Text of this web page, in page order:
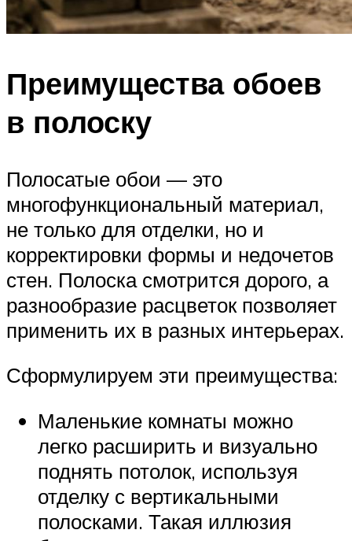
Преимущества обоев
в полоску
Полосатые обои — это
многофункциональный материал,
не только для отделки, но и
корректировки формы и недочетов
стен. Полоска смотрится дорого, а
разнообразие расцветок позволяет
применить их в разных интерьерах.
Сформулируем эти преимущества:
Маленькие комнаты можно
легко расширить и визуально
поднять потолок, используя
отделку с вертикальными
полосками. Такая иллюзия